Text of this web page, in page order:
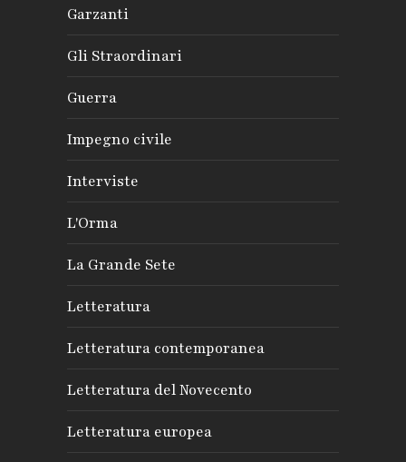
Garzanti
Gli Straordinari
Guerra
Impegno civile
Interviste
L'Orma
La Grande Sete
Letteratura
Letteratura contemporanea
Letteratura del Novecento
Letteratura europea